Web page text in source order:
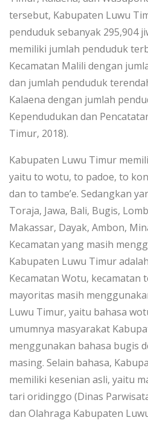
tersebut, Kabupaten Luwu
penduduk sebanyak 295,904
memiliki jumlah penduduk
Kecamatan Malili dengan
dan jumlah penduduk
Kalaena dengan jumlah
Kependudukan dan
Timur, 2018).
Kabupaten Luwu Timur
yaitu to wotu, to padoe, to
dan to tambe’e. Sedangkan
Toraja, Jawa, Bali, Bugis,
Makassar, Dayak, Ambon,
Kecamatan yang masih
Kabupaten Luwu Timur
Kecamatan Wotu, kecamatan
mayoritas masih
Luwu Timur, yaitu bahasa
umumnya masyarakat
menggunakan bahasa bugis
masing. Selain bahasa,
memiliki kesenian asli, yaitu
tari oridinggo (Dinas
dan Olahraga Kabupaten